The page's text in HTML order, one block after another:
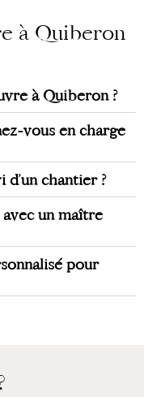
à Quiberon
à Quiberon ?
vous en charge
chantier ?
un maître
pour